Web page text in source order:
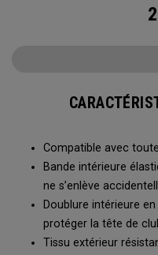
Compatible avec
Bande intérieure
ne s’enlève
Doublure intérieure
protéger la tête de
Tissu extérieur